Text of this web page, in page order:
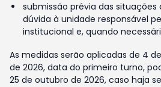
submissão prévia das
dúvida à unidade responsável
institucional e, quando
As medidas serão aplicadas de 4
de 2026, data do primeiro turno,
25 de outubro de 2026, caso haja